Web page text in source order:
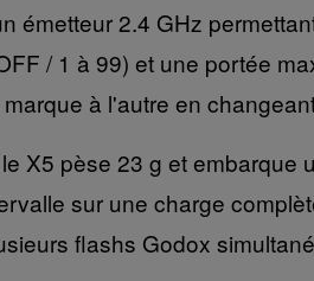
émetteur 2.4 GHz
/ 1 à 99) et une portée
à l'autre en
X5 pèse 23 g et embarque
sur une charge
flashs Godox